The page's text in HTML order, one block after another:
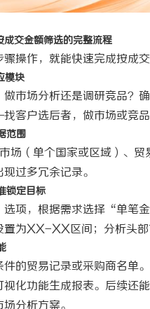
交金额筛选的完整流程
操作，就能快速完成按成
模块
市场分析还是调研竞品？
户选后者，做市场或竞品
范围
场（单个国家或区域）、
过多冗余记录。
锁定目标
选项，根据需求选择“单笔
置为XX-XX区间；分析头
的贸易记录或采购商名单
化功能生成报表。后续还
分析方案。